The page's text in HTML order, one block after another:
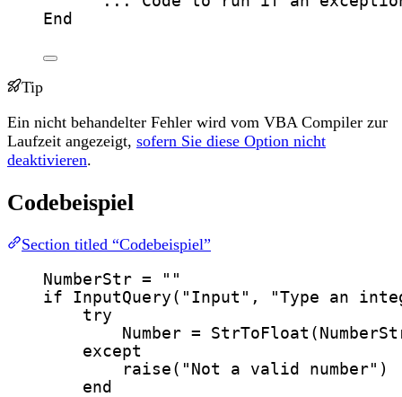
End
Tip
Ein nicht behandelter Fehler wird vom VBA Compiler zur
Laufzeit angezeigt, sofern Sie diese Option nicht
deaktivieren.
Codebeispiel
Section titled “Codebeispiel”
NumberStr =
""
if
InputQuery ( " Input " , "Type an
try
Number = StrToFloat (
except
raise ( " Not a valid number" )
end